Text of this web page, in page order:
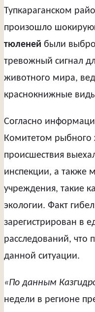
Тупкараганском
произошло
тюленей были
тревожный сигнал
животного мира,
краснокнижные
Согласно
Комитетом рыбного
происшествия
инспекции, а также
учреждения, такие
экологии. Факт
зарегистрирован в
расследований, что
данной ситуации.
«По данным
недели в регионе